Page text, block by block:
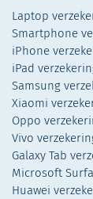
Laptop
Smartphone
iPhone
iPad
Samsung
Xiaomi
Oppo
Vivo
Galaxy Tab
Microsoft
Huawei